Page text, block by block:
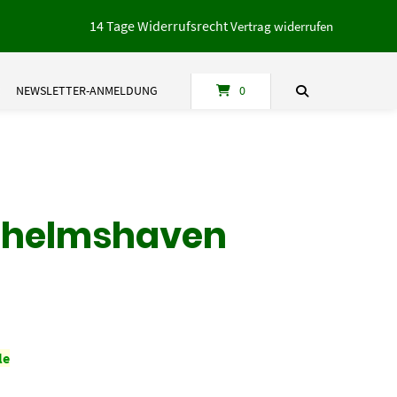
14 Tage WiderrufsrechtVertrag widerrufen
NEWSLETTER-ANMELDUNG 0